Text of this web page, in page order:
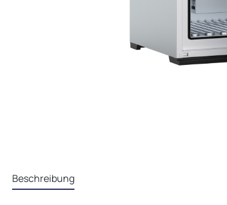
Beschreibung